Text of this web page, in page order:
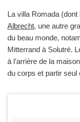
La villa Romada
Albrecht, une autre
du beau monde,
Mitterrand à Solutré.
à l’arrière de la
du corps et partir seul